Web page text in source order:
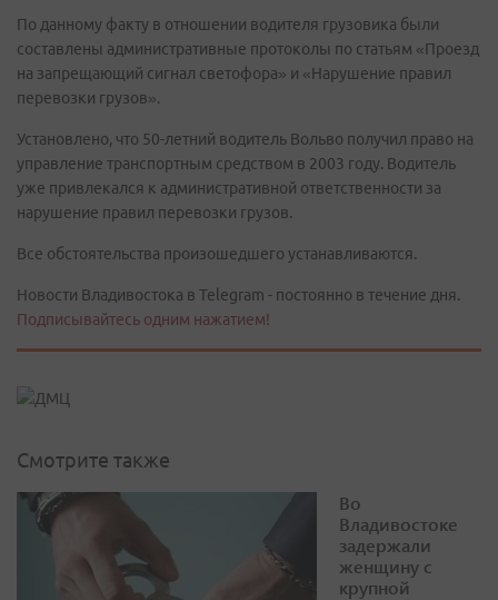
По данному факту в отношении водителя грузовика были
составлены административные протоколы по статьям «Проезд
на запрещающий сигнал светофора» и «Нарушение правил
перевозки грузов».
Установлено, что 50-летний водитель Вольво получил право на
управление транспортным средством в 2003 году. Водитель
уже привлекался к административной ответственности за
нарушение правил перевозки грузов.
Все обстоятельства произошедшего устанавливаются.
Новости Владивостока в Telegram - постоянно в течение дня.
Подписывайтесь одним нажатием!
Смотрите также
Во
Владивостоке
задержали
женщину с
крупной